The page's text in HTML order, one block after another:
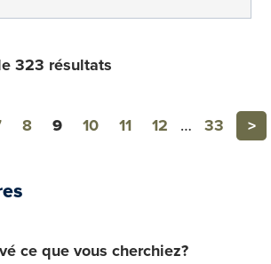
323 résultats
8 9 10 11 12 … 33 >
ce que vous cherchiez?